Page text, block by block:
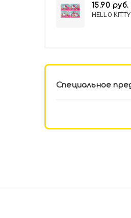
15.90 руб.
HELLO
Специальное